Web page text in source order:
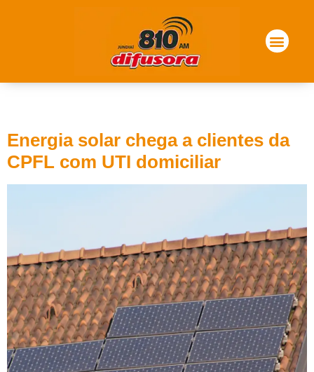
Energia solar chega a clientes da
CPFL com UTI domiciliar